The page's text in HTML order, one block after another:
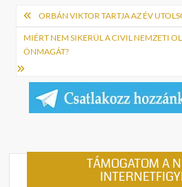
Bejegyzés
navigáció
ORBÁN VIKTOR TARTJA AZ ÉV
MIÉRT NEM SIKERÜL A CIVIL NEMZETI
ÖNMAGÁT?
TÁMOGATOM A